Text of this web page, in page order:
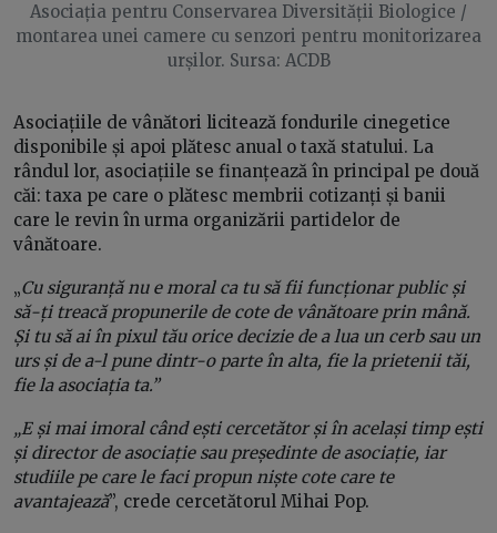
Asociația pentru Conservarea Diversității Biologice /
montarea unei camere cu senzori pentru monitorizarea
urșilor. Sursa: ACDB
Asociațiile de vânători licitează fondurile cinegetice
disponibile și apoi plătesc anual o taxă statului. La
rândul lor, asociațiile se finanțează în principal pe două
căi: taxa pe care o plătesc membrii cotizanți și banii
care le revin în urma organizării partidelor de
vânătoare.
„Cu siguranță nu e moral ca tu să fii funcționar public și
să-ți treacă propunerile de cote de vânătoare prin mână.
Și tu să ai în pixul tău orice decizie de a lua un cerb sau un
urs și de a-l pune dintr-o parte în alta, fie la prietenii tăi,
fie la asociația ta.”
„E și mai imoral când ești cercetător și în același timp ești
și director de asociație sau președinte de asociație, iar
studiile pe care le faci propun niște cote care te
avantajează”, crede cercetătorul Mihai Pop.